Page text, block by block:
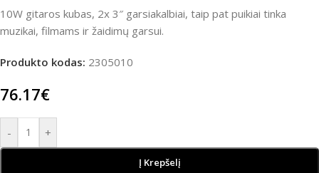
10W gitaros kubas, 2x 3″ garsiakalbiai, taip pat puikiai tinka
muzikai, filmams ir žaidimų garsui.
Produkto kodas: 2305010
76.17€
- +
Į Krepšelį